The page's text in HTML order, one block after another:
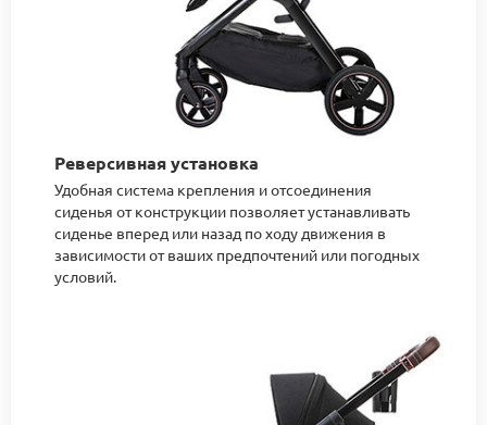
Реверсивная установка
Удобная система крепления и отсоединения
сиденья от конструкции позволяет устанавливать
сиденье вперед или назад по ходу движения в
зависимости от ваших предпочтений или погодных
условий.